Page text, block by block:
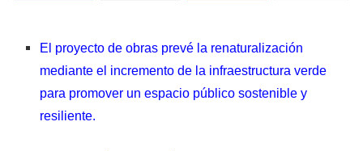
El proyecto de obras prevé la renaturalización
mediante el incremento de la infraestructura verde
para promover un espacio público sostenible y
resiliente.